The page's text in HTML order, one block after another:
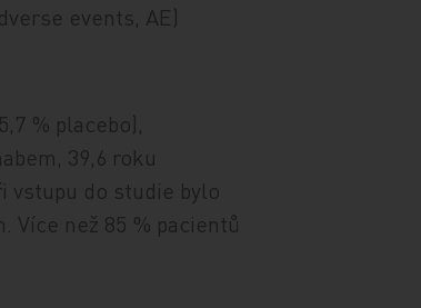
events, AE)
% placebo),
39,6 roku
vstupu do studie bylo
Více než 85 % pacientů